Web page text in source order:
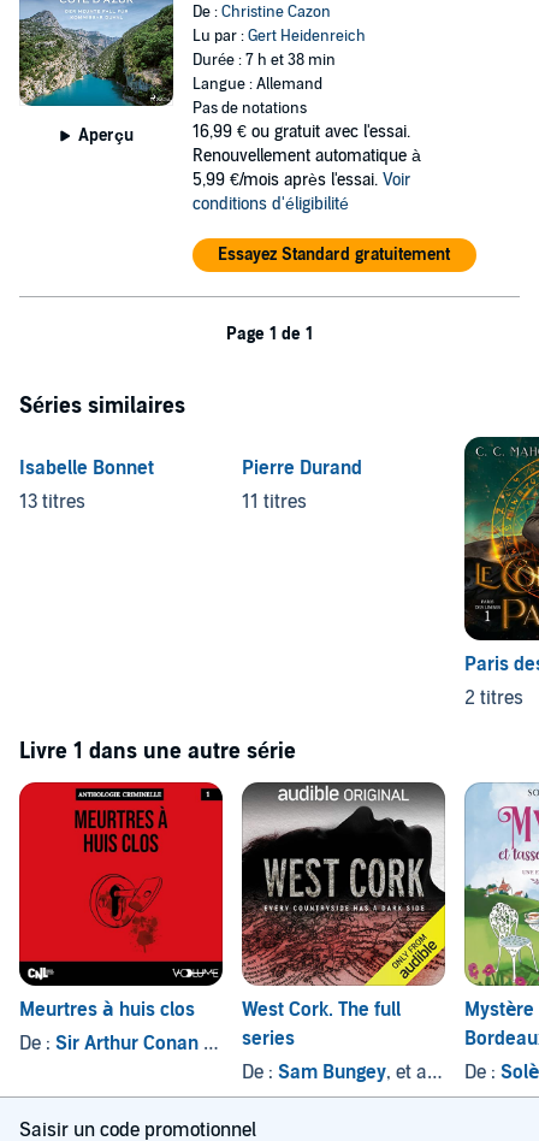
Aperçu
De :Christine Cazon
Lu par :Gert Heidenreich
Durée : 7 h et 38 min
Langue : Allemand
Pas de notations
16,99 € ou gratuit avec l'essai.
Renouvellement automatique à
5,99 €/mois après l'essai. Voir
conditions d'éligibilité
Essayez Standard gratuitement
Page 1 de 1
Séries similaires
Isabelle Bonnet
13 titres
Pierre Durand
11 titres
Paris
2 titres
Livre 1 dans une autre série
Meurtres à huis clos
De : Sir Arthur Conan Doyle , et autres
West Cork. The full
series
De : Sam Bungey, et autres
De :
Saisir un code promotionnel